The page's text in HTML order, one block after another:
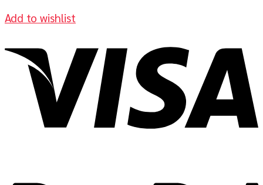
Add to wishlist